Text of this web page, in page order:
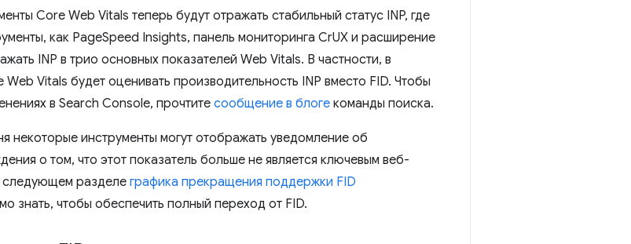
Core Web Vitals теперь будут отражать стабильный статус INP, где
как PageSpeed ​​Insights, панель мониторинга CrUX и расширение
INP в трио основных показателей Web Vitals. В частности, в
Vitals будет оценивать производительность INP вместо FID. Чтобы
в Search Console, прочтите сообщение в блоге команды поиска.
некоторые инструменты могут отображать уведомление об
о том, что этот показатель больше не является ключевым веб-
следующем разделе графика прекращения поддержки FID
знать, чтобы обеспечить полный переход от FID.